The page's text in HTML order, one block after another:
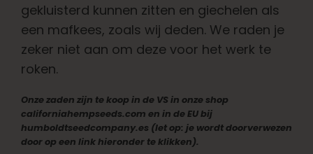
Nederlands
Zoeken:
gekluisterd kunnen zitten en giechelen als
een mafkees, zoals wij deden. We raden je
zeker niet aan om deze voor het werk te
roken.
Onze zaden zijn te koop in de VS in onze shop
californiahempseeds.com en in de EU bij
humboldtseedcompany.es (let op: je wordt doorverwezen
door op een link hieronder te klikken).